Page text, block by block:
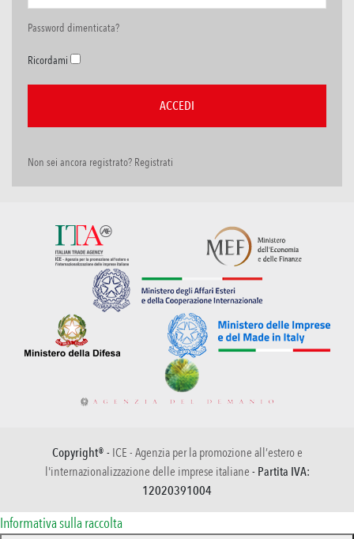
Password dimenticata?
Ricordami
Non sei ancora registrato? Registrati
Copyright® - ICE - Agenzia per la promozione all’estero e
l'internazionalizzazione delle imprese italiane - Partita IVA:
12020391004
Informativa sulla raccolta